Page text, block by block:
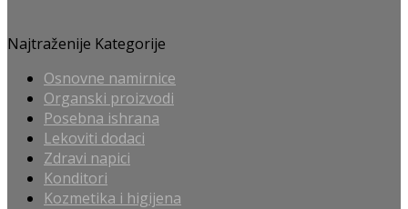
Najtraženije Kategorije
Osnovne namirnice
Organski proizvodi
Posebna ishrana
Lekoviti dodaci
Zdravi napici
Konditori
Kozmetika i higijena